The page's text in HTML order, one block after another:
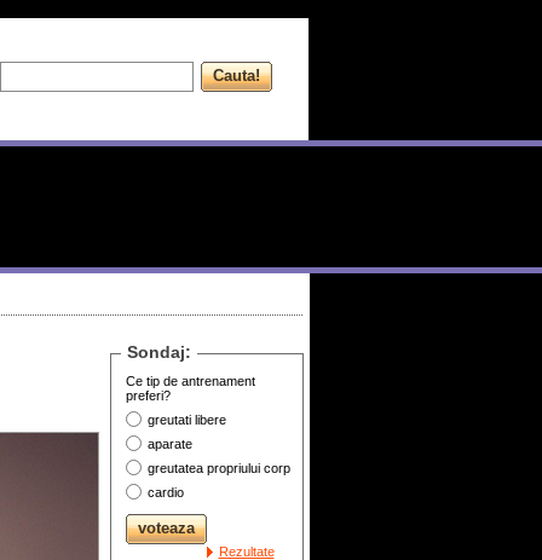
Sondaj:
Ce tip de antrenament
preferi?
greutati libere
aparate
greutatea propriului corp
cardio
Rezultate